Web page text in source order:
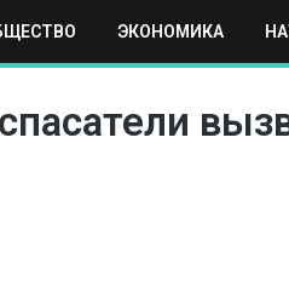
ЭКОНОМИКА
СПОРТ МОСКВА